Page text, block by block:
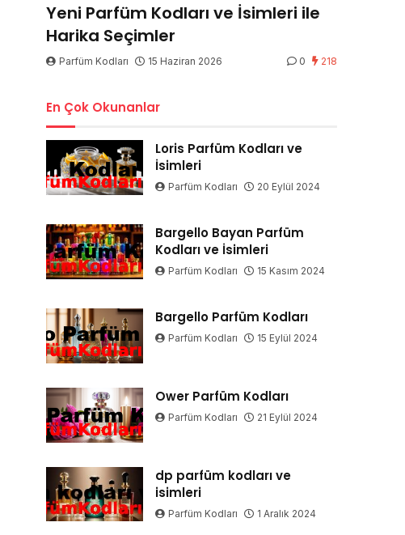
Yeni Parfüm Kodları ve İsimleri ile
Harika Seçimler
Parfüm Kodları 15 Haziran 2026 0 218
En Çok Okunanlar
Loris Parfüm Kodları ve
İsimleri
Parfüm Kodları 20 Eylül 2024
Bargello Bayan Parfüm
Kodları ve İsimleri
Parfüm Kodları 15 Kasım 2024
Bargello Parfüm Kodları
Parfüm Kodları 15 Eylül 2024
Ower Parfüm Kodları
Parfüm Kodları 21 Eylül 2024
dp parfüm kodları ve
isimleri
Parfüm Kodları 1 Aralık 2024